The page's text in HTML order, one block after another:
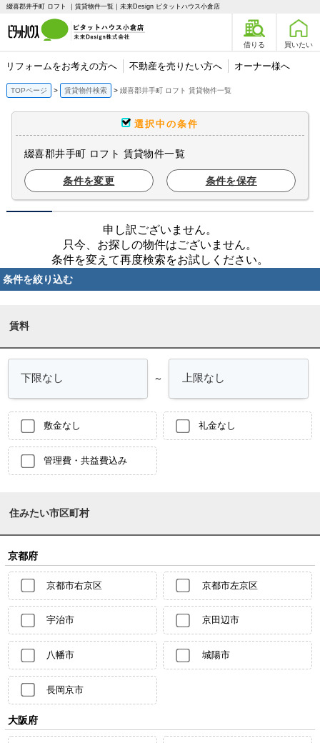
綴喜郡井手町 ロフト ｜賃貸物件一覧｜未来Design ピタットハウス小倉店
借りる 買いたい
リフォームをお考えの方へ 不動産を売りたい方へ オーナー様へ
TOPページ 賃貸物件検索 綴喜郡井手町 ロフト 賃貸物件一覧
選択中の条件
綴喜郡井手町 ロフト 賃貸物件一覧
条件を変更 条件を保存
申し訳ございません。
只今、お探しの物件はございません。
条件を変えて再度検索をお試しください。
条件を絞り込む
賃料
～
敷金なし 礼金なし
管理費・共益費込み
住みたい市区町村
京都府
京都市右京区 京都市左京区
宇治市 京田辺市
八幡市 城陽市
長岡京市
大阪府